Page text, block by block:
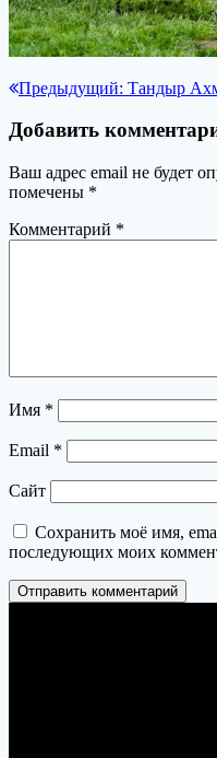
Навигация
по
записям
Предыдущий: Тандыр
Добавить
Ваш адрес email не будет
помечены *
Комментарий *
Имя *
Email *
Сайт
Сохранить моё имя,
последующих моих